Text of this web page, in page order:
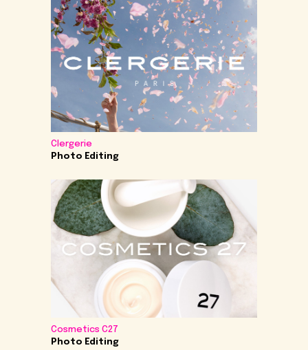
Clergerie
Photo Editing
Cosmetics C27
Photo Editing